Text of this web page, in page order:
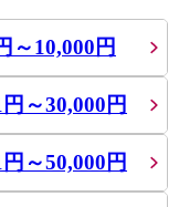
～10,000円
～30,000円
～50,000円